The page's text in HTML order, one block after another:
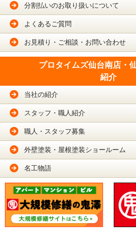
分割払いのお取り扱いについて
よくあるご質問
お見積り・ご相談・お問い合わせ
プロタイムズ仙台南店・
紹介
当社の紹介
スタッフ・職人紹介
職人・スタッフ募集
外壁塗装・屋根塗装ショールーム
名工物語